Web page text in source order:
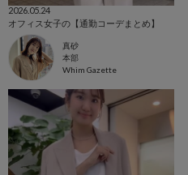
2026.05.24
オフィス女子の【通勤コーデまとめ】
真砂
本部
Whim Gazette